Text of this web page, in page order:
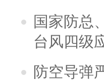
国家防总
台风四级
防空导弹